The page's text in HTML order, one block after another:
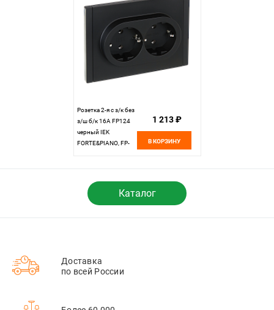
Розетка 2-я с з/к без
з/ш б/к 16А FP124
черный IEK
FORTE&PIANO, FP-
1 213 ₽
В КОРЗИНУ
Каталог
Доставка
по всей России